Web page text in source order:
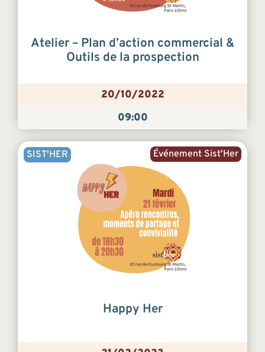
Atelier – Plan d’action commercial &
Outils de la prospection
20/10/2022
09:00
Événement Sist'Her
SIST'HER
Happy Her